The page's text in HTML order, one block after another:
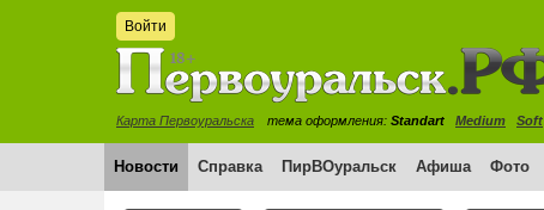
Войти
Карта Первоуральска тема оформления: Standart Medium Soft
Новости Справка ПирВОуральск Афиша Фото